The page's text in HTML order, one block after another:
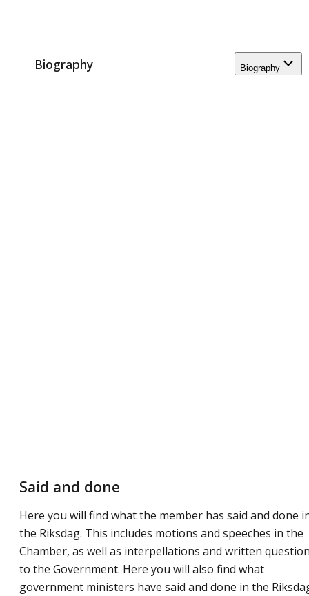
Biography Biography
Said and done
Here you will find what the member has said and done
the Riksdag. This includes motions and speeches in the
Chamber, as well as interpellations and written
to the Government. Here you will also find what
government ministers have said and done in the